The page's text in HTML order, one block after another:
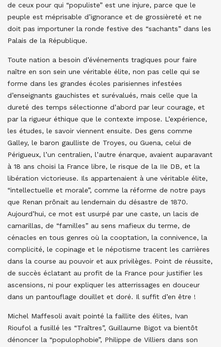
de ceux pour qui “populiste” est une injure, parce que le
peuple est méprisable d’ignorance et de grossièreté et ne
doit pas importuner la ronde festive des “sachants” dans les
Palais de la République.
Toute nation a besoin d’événements tragiques pour faire
naître en son sein une véritable élite, non pas celle qui se
forme dans les grandes écoles parisiennes infestées
d’enseignants gauchistes et surévalués, mais celle que la
dureté des temps sélectionne d’abord par leur courage, et
par la rigueur éthique que le contexte impose. L’expérience,
les études, le savoir viennent ensuite. Des gens comme
Galley, le baron gaulliste de Troyes, ou Guena, celui de
Périgueux, l’un centralien, l’autre énarque, avaient auparavant
à 18 ans choisi la France libre, le risque de la IIe DB, et la
libération victorieuse. Ils appartenaient à une véritable élite,
“intellectuelle et morale”, comme la réforme de notre pays
que Renan prônait au lendemain du désastre de 1870.
Aujourd’hui, ce mot est usurpé par une caste, un lacis de
camarillas, de “familles” au sens mafieux du terme, de
cénacles en tous genres où la cooptation, la connivence, la
complicité, le copinage et le népotisme tracent les carrières
dans la course au pouvoir et aux privilèges. Point de réussite,
de succès éclatant au profit de la France pour justifier les
ascensions, ni pour expliquer les atterrissages en douceur
dans un pantouflage douillet et doré. Il suffit d’en être !
Michel Maffesoli avait pointé la faillite des élites, Ivan
Rioufol a fusillé les “Traîtres”, Guillaume Bigot va bientôt
dénoncer la “populophobie”, Philippe de Villiers dans son